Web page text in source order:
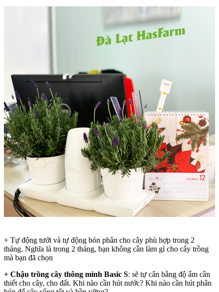
+ Tự động tưới và tự động bón phân cho cây phù hợp trong 2
tháng. Nghĩa là trong 2 tháng, bạn không cần làm gì cho cây trồng
mà bạn đã chọn
+ Chậu trồng cây thông minh Basic S: sẽ tự cân bằng độ ẩm cần
thiết cho cây, cho đất. Khi nào cần hút nước? Khi nào cần hút phân